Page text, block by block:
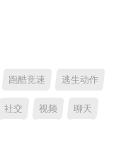
跑酷竞速 逃生动作
社交 视频 聊天